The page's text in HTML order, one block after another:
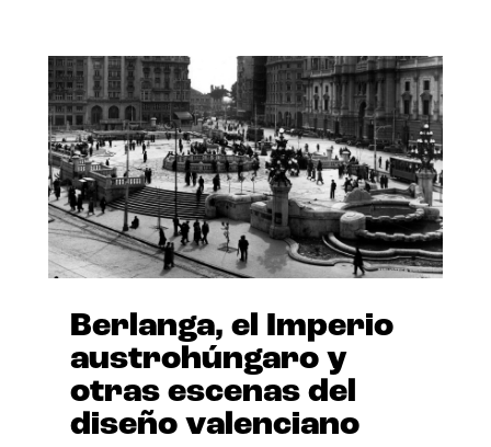
Berlanga, el Imperio
austrohúngaro y
otras escenas del
diseño valenciano